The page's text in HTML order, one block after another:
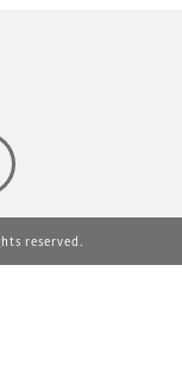
reserved.